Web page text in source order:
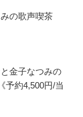
の歌声喫茶
金子なつみの
予約4,500円/当